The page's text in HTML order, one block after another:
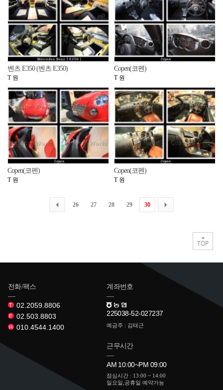
벤츠 E350 (벤츠 E350)
T 원
Copen(코펜)
T 원
Copen(코펜)
T 원
Copen(코펜)
T 원
26 27 28 29 30
전화/팩스
T 02.2059.8806
F 02.503.8803
H 010.4544.1400
계좌번호
225038-52-027237
예금주 : 김태근
근무시간
AM 10:00~PM 09:00
점심시간 : 13:00 ~ 14:00
일요일,공휴일 예약가능